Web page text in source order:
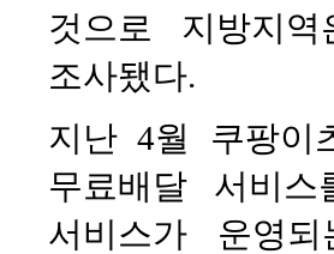
것으로 지방지
조사됐다.
지난 4월 쿠팡이
무료배달 서비
서비스가 운영